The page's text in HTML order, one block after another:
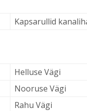
Kapsarullid
Helluse Vägi
Nooruse Vägi
Rahu Vägi